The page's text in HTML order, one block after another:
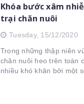
Khóa bước xâm
trại chăn nuôi
Tuesday, 15/12/2020
Trong những thập niên
chăn nuôi heo trên toàn
nhiều khó khăn bởi một